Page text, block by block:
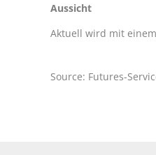
Aussicht
Aktuell wird mit
Source: Futures-